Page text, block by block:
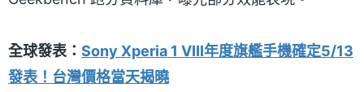
全球發表： Sony Xperia 1 VIII年度旗艦手機確定5/13
發表！台灣價格當天揭曉